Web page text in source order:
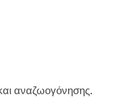
αναζωογόνησης.